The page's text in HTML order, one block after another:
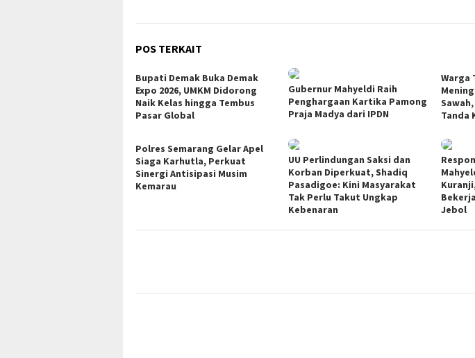
POS TERKAIT
Bupati Demak Buka Demak
Expo 2026, UMKM Didorong
Naik Kelas hingga Tembus
Pasar Global
Gubernur Mahyeldi Raih
Penghargaan Kartika Pamong
Praja Madya dari IPDN
Warga
Tanda
Polres Semarang Gelar Apel
Siaga Karhutla, Perkuat
Sinergi Antisipasi Musim
Kemarau
UU Perlindungan Saksi dan
Korban Diperkuat, Shadiq
Pasadigoe: Kini Masyarakat
Tak Perlu Takut Ungkap
Kebenaran
Jebol